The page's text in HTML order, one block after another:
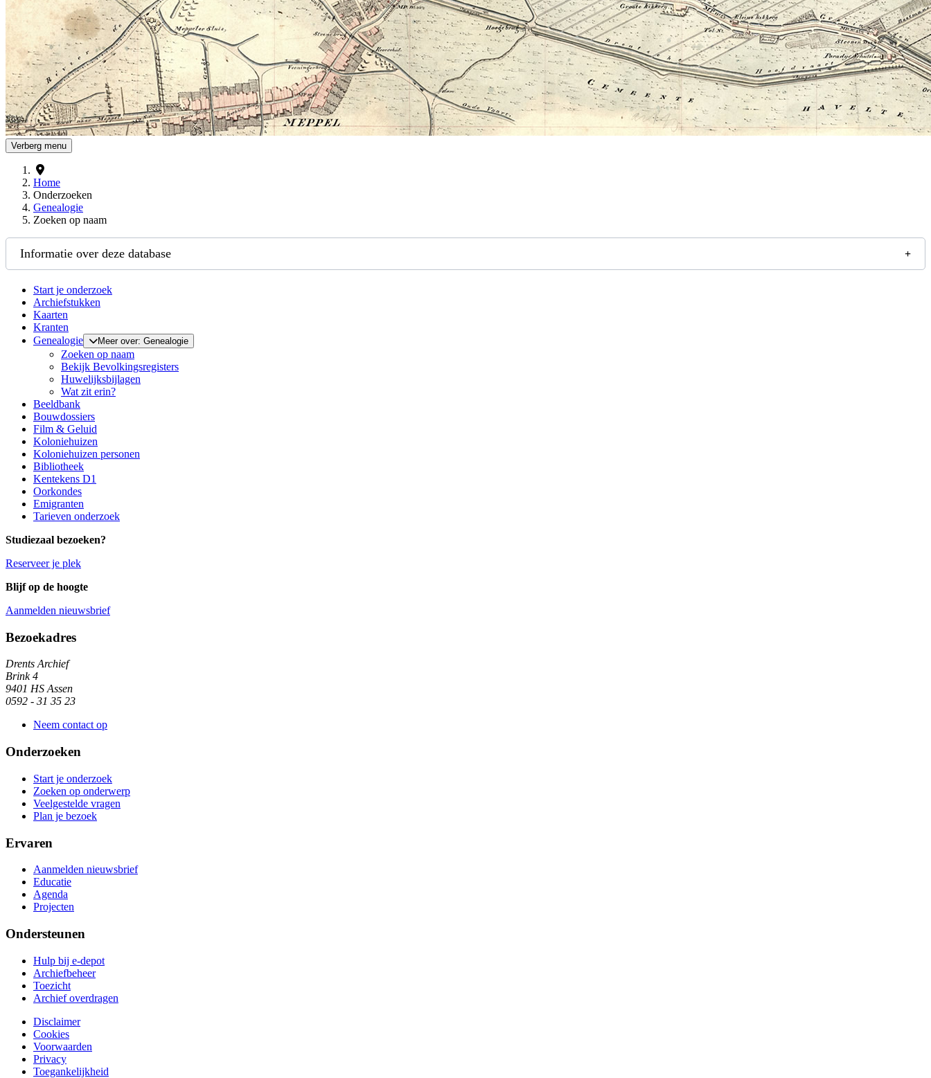
Verberg menu
Home
Onderzoeken
Genealogie
Zoeken op naam
Informatie over deze database
Start je onderzoek
Archiefstukken
Kaarten
Kranten
Genealogie
Meer over: Genealogie
Zoeken op naam
Bekijk Bevolkingsregisters
Huwelijksbijlagen
Wat zit erin?
Beeldbank
Bouwdossiers
Film & Geluid
Koloniehuizen
Koloniehuizen personen
Bibliotheek
Kentekens D1
Oorkondes
Emigranten
Tarieven onderzoek
Studiezaal bezoeken?
Reserveer je plek
Blijf op de hoogte
Aanmelden nieuwsbrief
Algemene informatie
Bezoekadres
Drents Archief
Brink 4
9401 HS Assen
0592 - 31 35 23
Neem contact op
Onderzoeken
Start je onderzoek
Zoeken op onderwerp
Veelgestelde vragen
Plan je bezoek
Ervaren
Aanmelden nieuwsbrief
Educatie
Agenda
Projecten
Ondersteunen
Hulp bij e-depot
Archiefbeheer
Toezicht
Archief overdragen
Disclaimer
Cookies
Voorwaarden
Privacy
Toegankelijkheid